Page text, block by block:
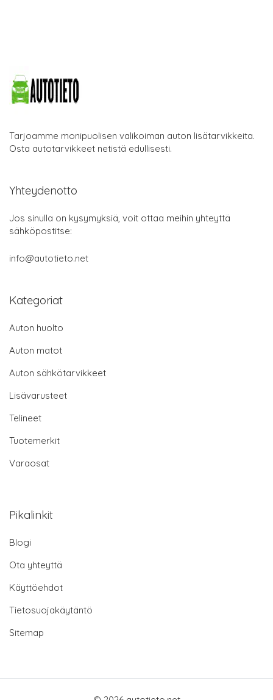
Tarjoamme monipuolisen valikoiman auton lisätarvikkeita.
Osta autotarvikkeet netistä edullisesti.
Yhteydenotto
Jos sinulla on kysymyksiä, voit ottaa meihin yhteyttä
sähköpostitse:
info@autotieto.net
Kategoriat
Auton huolto
Auton matot
Auton sähkötarvikkeet
Lisävarusteet
Telineet
Tuotemerkit
Varaosat
Pikalinkit
Blogi
Ota yhteyttä
Käyttöehdot
Tietosuojakäytäntö
Sitemap